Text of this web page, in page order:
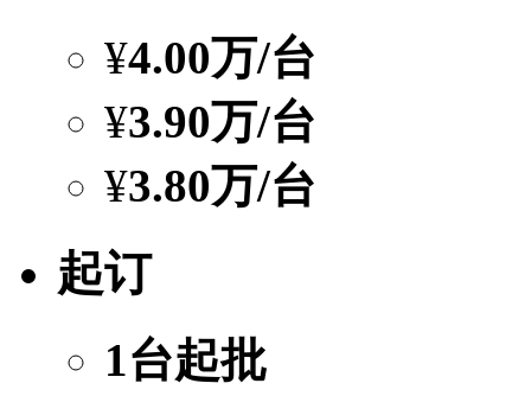
¥4.00万/台
¥3.90万/台
¥3.80万/台
起订
1台起批